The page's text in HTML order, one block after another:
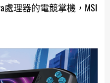
處理器的電競掌機，MSI